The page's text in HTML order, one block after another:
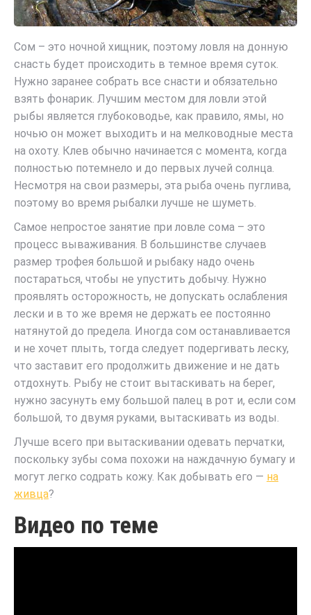
Сом – это ночной хищник, поэтому ловля на донную
снасть будет происходить в темное время суток.
Нужно заранее собрать все снасти и обязательно
взять фонарик. Лучшим местом для ловли этой
рыбы является глубоководье, как правило, ямы, но
ночью он может выходить и на мелководные места
на охоту. Клев обычно начинается с момента, когда
полностью потемнело и до первых лучей солнца.
Несмотря на свои размеры, эта рыба очень пуглива,
поэтому во время рыбалки лучше не шуметь.
Самое непростое занятие при ловле сома – это
процесс вываживания. В большинстве случаев
размер трофея большой и рыбаку надо очень
постараться, чтобы не упустить добычу. Нужно
проявлять осторожность, не допускать ослабления
лески и в то же время не держать ее постоянно
натянутой до предела. Иногда сом останавливается
и не хочет плыть, тогда следует подергивать леску,
что заставит его продолжить движение и не дать
отдохнуть. Рыбу не стоит вытаскивать на берег,
нужно засунуть ему большой палец в рот и, если сом
большой, то двумя руками, вытаскивать из воды.
Лучше всего при вытаскивании одевать перчатки,
поскольку зубы сома похожи на наждачную бумагу и
могут легко содрать кожу. Как добывать его — на
живца?
Видео по теме